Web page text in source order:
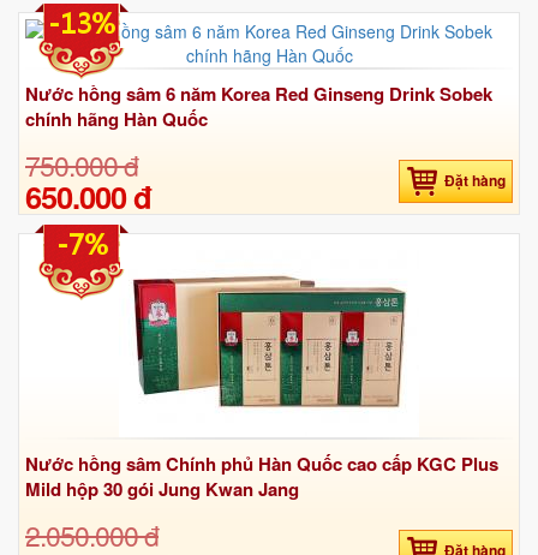
Nước hồng sâm 6 năm Korea Red Ginseng Drink Sobek
chính hãng Hàn Quốc
750.000 đ
650.000 đ Đặt hàng
-13%
Nước hồng sâm Chính phủ Hàn Quốc cao cấp KGC Plus
Mild hộp 30 gói Jung Kwan Jang
2.050.000 đ Đặt hàng
-7%